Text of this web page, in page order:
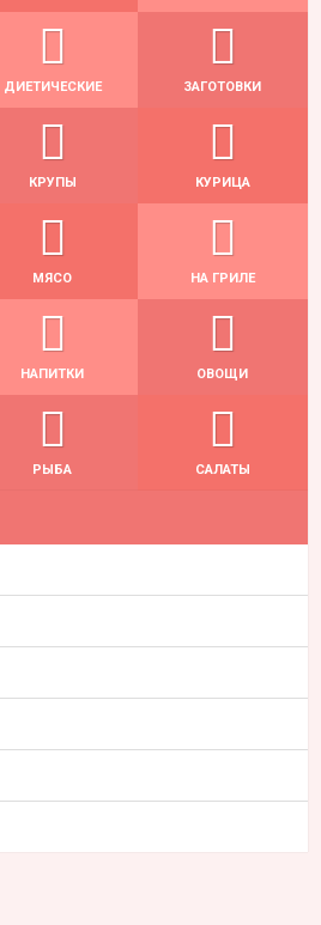
ДИЕТИЧЕСКИЕ ЗАГОТОВКИ
КРУПЫ КУРИЦА
МЯСО НА ГРИЛЕ
НАПИТКИ ОВОЩИ
РЫБА САЛАТЫ